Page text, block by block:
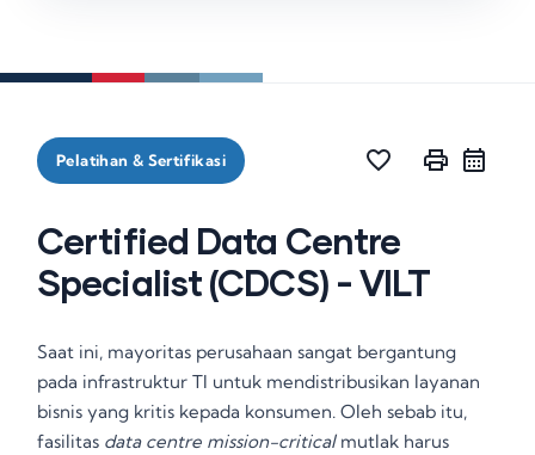
Pelatihan & Sertifikasi favorite_border print
Certified Data Centre
Specialist (CDCS) - VILT
Saat ini, mayoritas perusahaan sangat bergantung
pada infrastruktur TI untuk mendistribusikan layanan
bisnis yang kritis kepada konsumen. Oleh sebab itu,
fasilitas data centre mission-criticalmutlak harus